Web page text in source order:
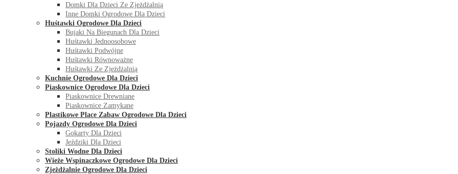
Domki Dla Dzieci Ze Zjeżdżalnią
Inne Domki Ogrodowe Dla Dzieci
Huśtawki Ogrodowe Dla Dzieci
Bujaki Na Biegunach Dla Dzieci
Huśtawki Jednoosobowe
Huśtawki Podwójne
Huśtawki Równoważne
Huśtawki Ze Zjeżdżalnią
Kuchnie Ogrodowe Dla Dzieci
Piaskownice Ogrodowe Dla Dzieci
Piaskownice Drewniane
Piaskownice Zamykane
Plastikowe Place Zabaw Ogrodowe Dla Dzieci
Pojazdy Ogrodowe Dla Dzieci
Gokarty Dla Dzieci
Jeździki Dla Dzieci
Stoliki Wodne Dla Dzieci
Wieże Wspinaczkowe Ogrodowe Dla Dzieci
Zjeżdżalnie Ogrodowe Dla Dzieci